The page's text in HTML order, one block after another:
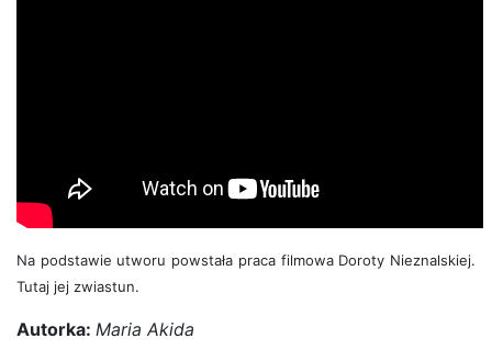
Na podstawie utworu powstała praca filmowa Doroty Nieznalskiej.
Tutaj jej zwiastun.
Autorka: Maria Akida